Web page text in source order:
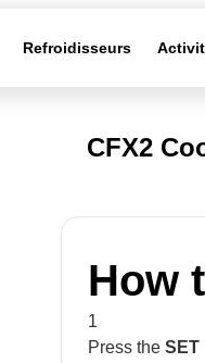
Refroidisseurs
CFX2
How
1
Press the SET